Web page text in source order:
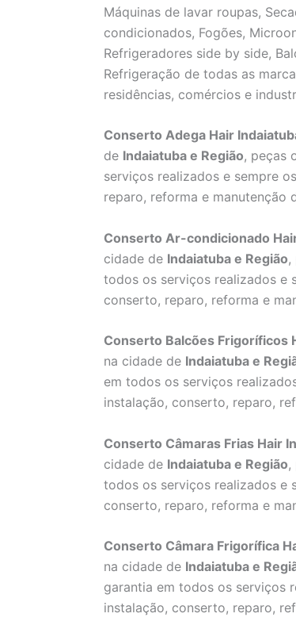
Máquinas de lavar roupas,
condicionados, Fogões,
Refrigeradores side by side,
Refrigeração de todas as
residências, comércios e
Conserto Adega Hair
de Indaiatuba e Região, peças
serviços realizados e sempre
reparo, reforma e manutenção
Conserto Ar-condicionado
cidade de Indaiatuba e Região,
todos os serviços realizados e
conserto, reparo, reforma e
Conserto Balcões Frigoríficos
na cidade de Indaiatuba e
em todos os serviços
instalação, conserto, reparo,
Conserto Câmaras Frias Hair
cidade de Indaiatuba e Região,
todos os serviços realizados e
conserto, reparo, reforma e
Conserto Câmara Frigorífica
na cidade de Indaiatuba e
garantia em todos os serviços
instalação, conserto, reparo,